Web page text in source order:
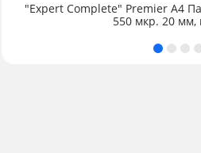
"Expert Complete" Premier А4
550 мкр. 20 мм,